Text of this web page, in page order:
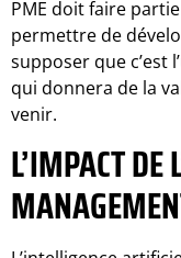
PME doit faire
permettre de
supposer que c’est
qui donnera de la
venir.
L’IMPACT DE